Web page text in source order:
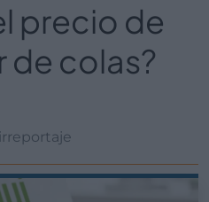
precio de
de colas?